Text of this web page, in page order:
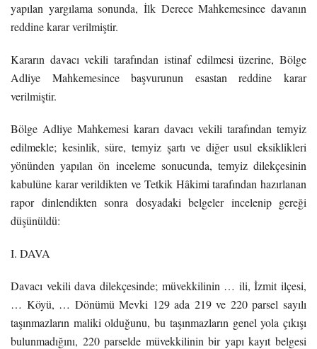
yapılan yargılama sonunda, İlk Derece Mahkemesince davanın
reddine karar verilmiştir.
Kararın davacı vekili tarafından istinaf edilmesi üzerine, Bölge
Adliye Mahkemesince başvurunun esastan reddine karar
verilmiştir.
Bölge Adliye Mahkemesi kararı davacı vekili tarafından temyiz
edilmekle; kesinlik, süre, temyiz şartı ve diğer usul eksiklikleri
yönünden yapılan ön inceleme sonucunda, temyiz dilekçesinin
kabulüne karar verildikten ve Tetkik Hâkimi tarafından hazırlanan
rapor dinlendikten sonra dosyadaki belgeler incelenip gereği
düşünüldü:
I. DAVA
Davacı vekili dava dilekçesinde; müvekkilinin … ili, İzmit ilçesi,
… Köyü, … Dönümü Mevki 129 ada 219 ve 220 parsel sayılı
taşınmazların maliki olduğunu, bu taşınmazların genel yola çıkışı
bulunmadığını, 220 parselde müvekkilinin bir yapı kayıt belgesi